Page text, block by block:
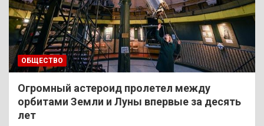
ОБЩЕСТВО
Огромный астероид пролетел между
орбитами Земли и Луны впервые за десять
лет